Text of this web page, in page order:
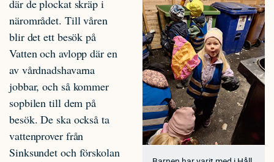
där de plockat skräp i
närområdet. Till våren
blir det ett besök på
Vatten och avlopp där en
av vårdnadshavarna
jobbar, och så kommer
sopbilen till dem på
besök. De ska också ta
vattenprover från
Sinksundet och förskolan